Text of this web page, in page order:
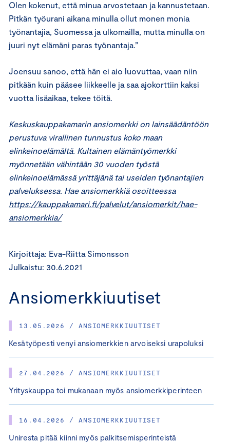
Kirjoittaja: Eva-Riitta Simonsson
Julkaistu: 30.6.2021
Ansiomerkkiuutiset
13.05.2026 / ANSIOMERKKIUUTISET
Kesätyöpesti venyi ansiomerkkien arvoiseksi urapoluksi
27.04.2026 / ANSIOMERKKIUUTISET
Yrityskauppa toi mukanaan myös ansiomerkkiperinteen
16.04.2026 / ANSIOMERKKIUUTISET
Uniresta pitää kiinni myös palkitsemisperinteistä
Olen kokenut, että minua arvostetaan ja kannustetaan.
Pitkän työurani aikana minulla ollut monen monia
työnantajia, Suomessa ja ulkomailla, mutta minulla on
juuri nyt elämäni paras työnantaja.”
Joensuu sanoo, että hän ei aio luovuttaa, vaan niin
pitkään kuin pääsee liikkeelle ja saa ajokorttiin kaksi
vuotta lisäaikaa, tekee töitä.
Keskuskauppakamarin ansiomerkki on lainsäädäntöön
perustuva virallinen tunnustus koko maan
elinkeinoelämältä. Kultainen elämäntyömerkki
myönnetään vähintään 30 vuoden työstä
elinkeinoelämässä yrittäjänä tai useiden työnantajien
palveluksessa. Hae ansiomerkkiä osoitteessa
https://kauppakamari.fi/palvelut/ansiomerkit/hae-
ansiomerkkia/